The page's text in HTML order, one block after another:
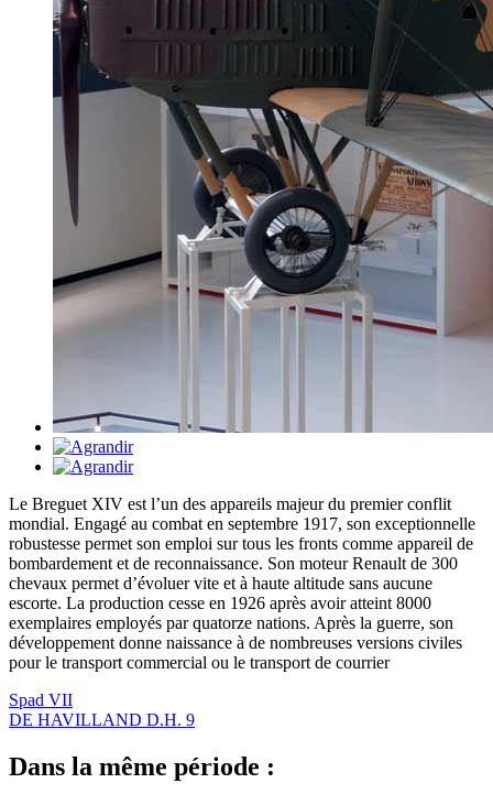
Le Breguet XIV est l’un des appareils majeur du premier conflit
mondial. Engagé au combat en septembre 1917, son exceptionnelle
robustesse permet son emploi sur tous les fronts comme appareil de
bombardement et de reconnaissance. Son moteur Renault de 300
chevaux permet d’évoluer vite et à haute altitude sans aucune
escorte. La production cesse en 1926 après avoir atteint 8000
exemplaires employés par quatorze nations. Après la guerre, son
développement donne naissance à de nombreuses versions civiles
pour le transport commercial ou le transport de courrier
Spad VII
DE HAVILLAND D.H. 9
Dans la même période :